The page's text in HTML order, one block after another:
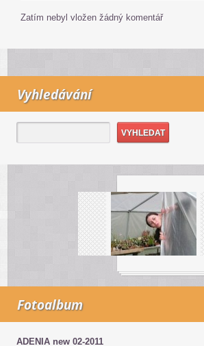
Zatím nebyl vložen žádný komentář
Vyhledávání
Fotoalbum
ADENIA new 02-2011